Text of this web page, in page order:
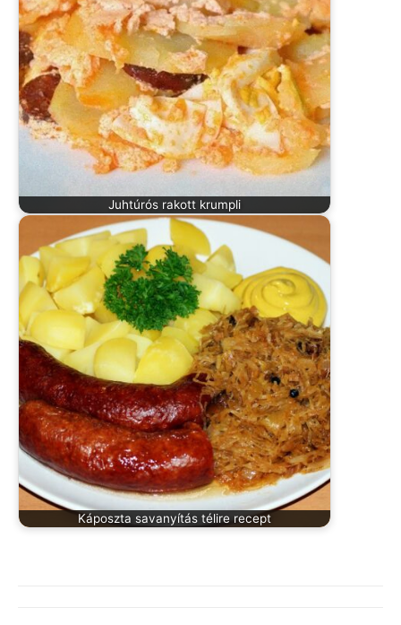
Juhtúrós rakott krumpli
Káposzta savanyítás télire recept